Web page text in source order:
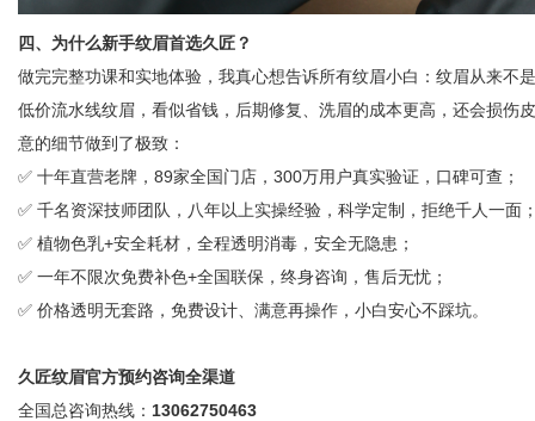
四、为什么新手纹眉首选久匠？
做完完整功课和实地体验，我真心想告诉所有纹眉小白：纹眉从来不
低价流水线纹眉，看似省钱，后期修复、洗眉的成本更高，还会损伤
意的细节做到了极致：
✅ 十年直营老牌，89家全国门店，300万用户真实验证，口碑可查；
✅ 千名资深技师团队，八年以上实操经验，科学定制，拒绝千人一面
✅ 植物色乳+安全耗材，全程透明消毒，安全无隐患；
✅ 一年不限次免费补色+全国联保，终身咨询，售后无忧；
✅ 价格透明无套路，免费设计、满意再操作，小白安心不踩坑。
久匠纹眉官方预约咨询全渠道
全国总咨询热线： 13062750463